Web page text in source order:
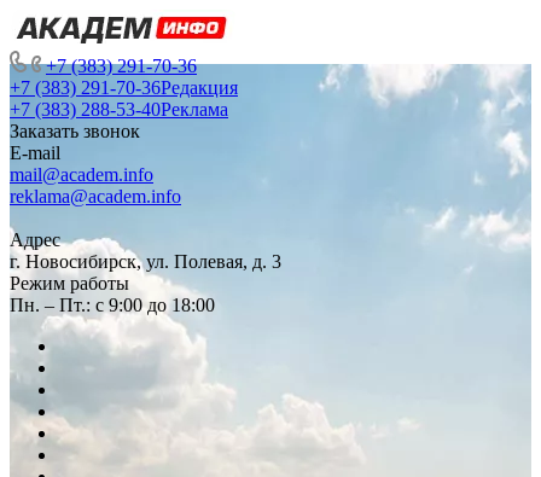
+7 (383) 291-70-36
+7 (383) 291-70-36Редакция
+7 (383) 288-53-40Реклама
Заказать звонок
E-mail
mail@academ.info
reklama@academ.info
Адрес
г. Новосибирск, ул. Полевая, д. 3
Режим работы
Пн. – Пт.: с 9:00 до 18:00